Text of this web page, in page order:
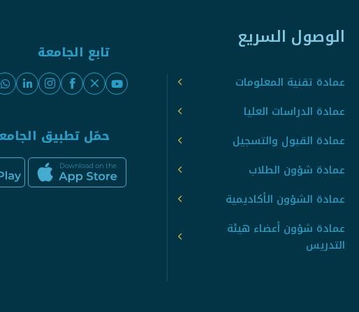
الوصول السريع
عمادة تقنية المعلومات
عمادة الدراسات العليا
عمادة القبول والتسجيل
عمادة شؤون الطلاب
عمادة الشؤون الأكاديمية
عمادة شؤون أعضاء هيئة
التدريس
تابع الجامعة
حمّل تطبيق